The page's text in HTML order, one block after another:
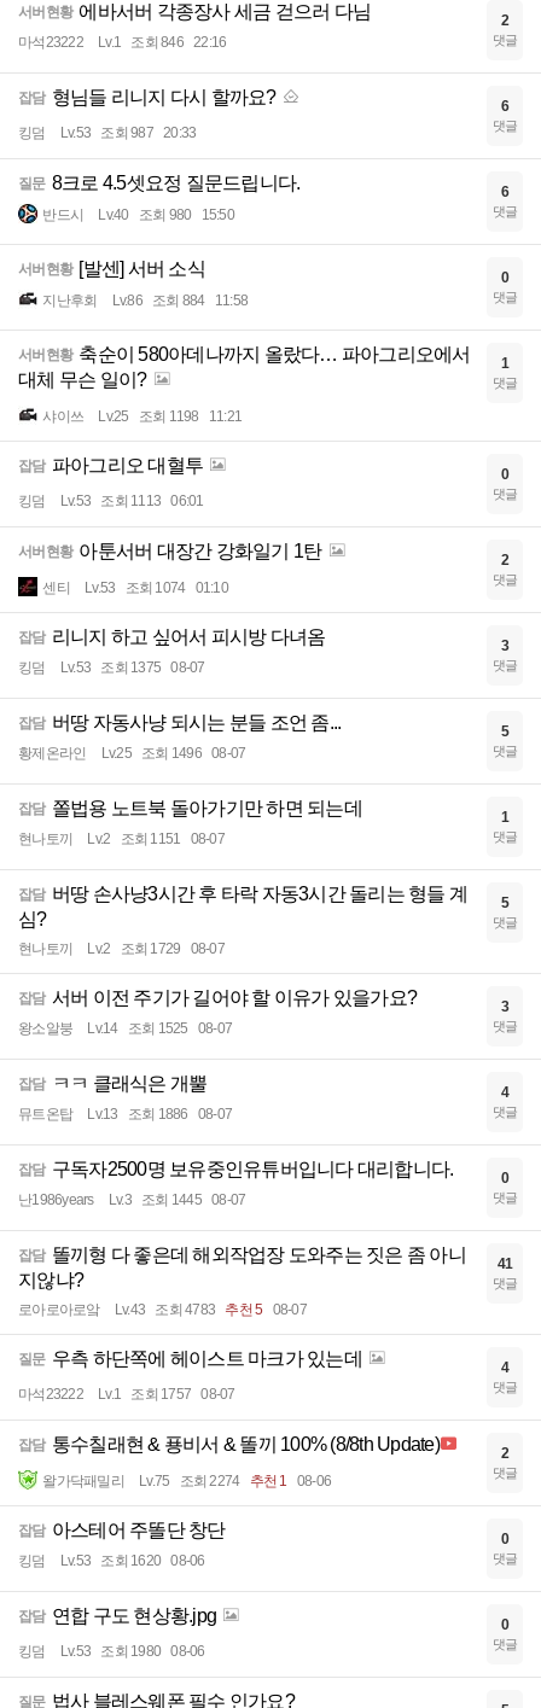
서버현황 에바서버 각종장사 세금 걷으러 다님
마석23222 Lv.1 조회 846 22:16
2
댓글
잡담 형님들 리니지 다시 할까요?
킹덤 Lv.53 조회 987 20:33
6
댓글
질문 8크로 4.5셋요정 질문드립니다.
반드시 Lv.40 조회 980 15:50
6
댓글
서버현황 [발센] 서버 소식
지난후회 Lv.86 조회 884 11:58
0
댓글
서버현황 축순이 580아데나까지 올랐다… 파아그리오에서
대체 무슨 일이?
샤이쓰 Lv.25 조회 1198 11:21
1
댓글
잡담 파아그리오 대혈투
킹덤 Lv.53 조회 1113 06:01
0
댓글
서버현황 아툰서버 대장간 강화일기 1탄
센티 Lv.53 조회 1074 01:10
2
댓글
잡담 리니지 하고 싶어서 피시방 다녀옴
킹덤 Lv.53 조회 1375 08-07
3
댓글
잡담 버땅 자동사냥 되시는 분들 조언 좀...
황제온라인 Lv.25 조회 1496 08-07
5
댓글
잡담 쫄법용 노트북 돌아가기만 하면 되는데
현나토끼 Lv.2 조회 1151 08-07
1
댓글
잡담 버땅 손사냥3시간 후 타락 자동3시간 돌리는 형들 계
심?
현나토끼 Lv.2 조회 1729 08-07
5
댓글
잡담 서버 이전 주기가 길어야 할 이유가 있을가요?
왕소알붕 Lv.14 조회 1525 08-07
3
댓글
잡담 ㅋㅋ 클래식은 개뿔
뮤트온탑 Lv.13 조회 1886 08-07
4
댓글
잡담 구독자2500명 보유중인유튜버입니다 대리합니다.
난1986years Lv.3 조회 1445 08-07
0
댓글
잡담 똘끼형 다 좋은데 해외작업장 도와주는 짓은 좀 아니
지않냐?
로아로아로앜 Lv.43 조회 4783 추천 5 08-07
41
댓글
질문 우측 하단쪽에 헤이스트 마크가 있는데
마석23222 Lv.1 조회 1757 08-07
4
댓글
잡담 통수칠래현 & 푱비서 & 똘끼 100% (8/8th Update)
왈가닥패밀리 Lv.75 조회 2274 추천 1 08-06
2
댓글
잡담 아스테어 주똘단 창단
킹덤 Lv.53 조회 1620 08-06
0
댓글
잡담 연합 구도 현상황.jpg
킹덤 Lv.53 조회 1980 08-06
0
댓글
질문 법사 블레스웨폰 필수 인가요?